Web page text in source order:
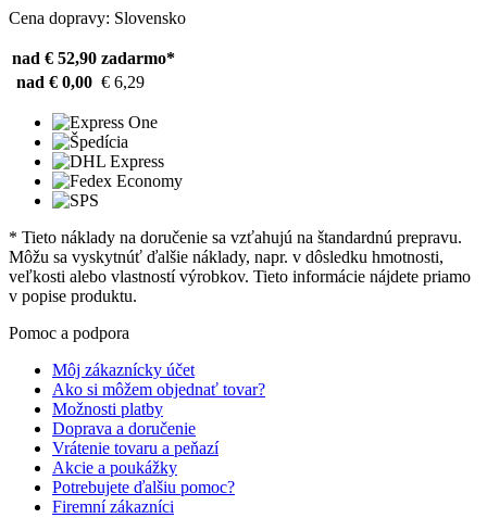
Cena dopravy: Slovensko
nad € 52,90 zadarmo*
nad € 0,00 € 6,29
* Tieto náklady na doručenie sa vzťahujú na štandardnú prepravu.
Môžu sa vyskytnúť ďalšie náklady, napr. v dôsledku hmotnosti,
veľkosti alebo vlastností výrobkov. Tieto informácie nájdete priamo
v popise produktu.
Pomoc a podpora
Môj zákaznícky účet
Ako si môžem objednať tovar?
Možnosti platby
Doprava a doručenie
Vrátenie tovaru a peňazí
Akcie a poukážky
Potrebujete ďalšiu pomoc?
Firemní zákazníci